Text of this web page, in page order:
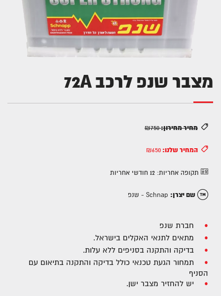
מצבר שנפ לרכב 72A
מחיר מחירון:₪750
המחיר שלנו: ₪650
תקופה אחריות: 12 חודשי אחריות
שם יצרן: Schnap - שנפ
חברת שנפ
מתאים לתנאי האקלים בישראל.
בדיקה והתקנה בסניפים ללא עלות.
תמחור הגעת טכנאי כולל בדיקה והתקנה בתיאום עם
הסניף
יש להחזיר מצבר ישן.